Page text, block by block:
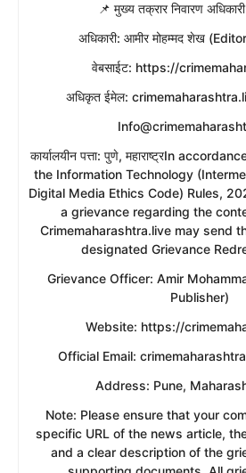
​📌 मुख्य तक्रार निवारण
​अधिकारी: आमीर मोहम्मद शेख
​वेबसाईट: https://
​अधिकृत ईमेल:
​कार्यालयीन पत्ता: पुणे, महाराष्ट्रIn
the Information Technology
Digital Media Ethics Code) Rules,
a grievance regarding the
Crimemaharashtra.live may send
designated Grievance
​Grievance Officer: Amir
Publisher)
​Website: https://
​Official Email:
​Address: Pune,
​Note: Please ensure that your
specific URL of the news article,
and a clear description of the